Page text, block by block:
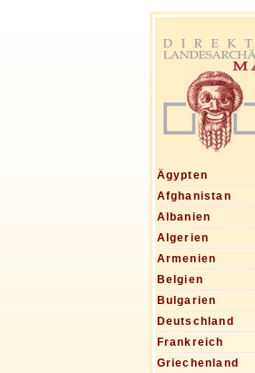
Ägypten
Afghanistan
Albanien
Algerien
Armenien
Belgien
Bulgarien
Deutschland
Frankreich
Griechenland